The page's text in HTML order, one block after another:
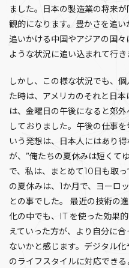
ました。日本の製造業の将来
観的になります。豊かさを追
追いかける中国やアジアの国
ような状況に追い込まれて行き
しかし、この様な状況でも、
た時は、アメリカのそれと日
は、金曜日の午後になると郊
しておりました。午後の仕事
いう発想は、日本人にはあり
が、”俺たちの夏休みは短くて
で、私は、まとめて10日も取
の夏休みは、1か月で、ヨーロ
との事でした。 最近の技術の
化の中でも、IT を使った効果
えていった方が、より自分に
ないかと感じます。デジタル
のライフスタイルに対応でき